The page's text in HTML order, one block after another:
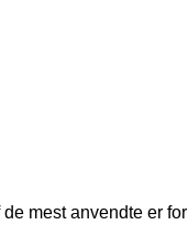
mest anvendte er for